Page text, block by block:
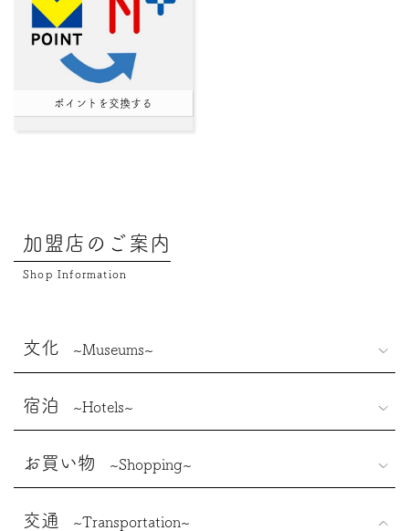
ポイントを交換する
加盟店のご案内
Shop Information
文化 ~Museums~
宿泊 ~Hotels~
お買い物 ~Shopping~
交通 ~Transportation~